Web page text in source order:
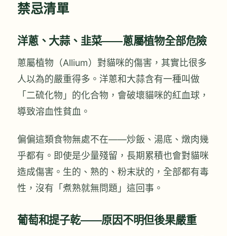
禁忌清單
洋蔥、大蒜、韭菜——蔥屬植物全部危險
蔥屬植物（Allium）對貓咪的傷害，其實比很多
人以為的嚴重得多。洋蔥和大蒜含有一種叫做
「二硫化物」的化合物，會破壞貓咪的紅血球，
導致溶血性貧血。
偏偏這類食物無處不在——炒飯、湯底、燉肉幾
乎都有。即使是少量殘留，長期累積也會對貓咪
造成傷害。生的、熟的、粉末狀的，全部都有毒
性，沒有「煮熟就無問題」這回事。
葡萄和提子乾——原因不明但後果嚴重